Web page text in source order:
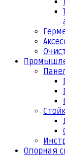
Опорная